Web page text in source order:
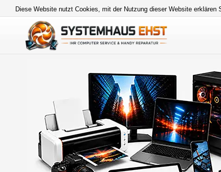
Diese Website nutzt Cookies, mit der Nutzung dieser Website